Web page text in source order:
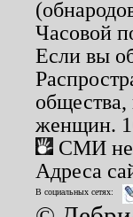
Часовой
Если вы
женщин.
СМИ не
Адреса
В социальных сетях: